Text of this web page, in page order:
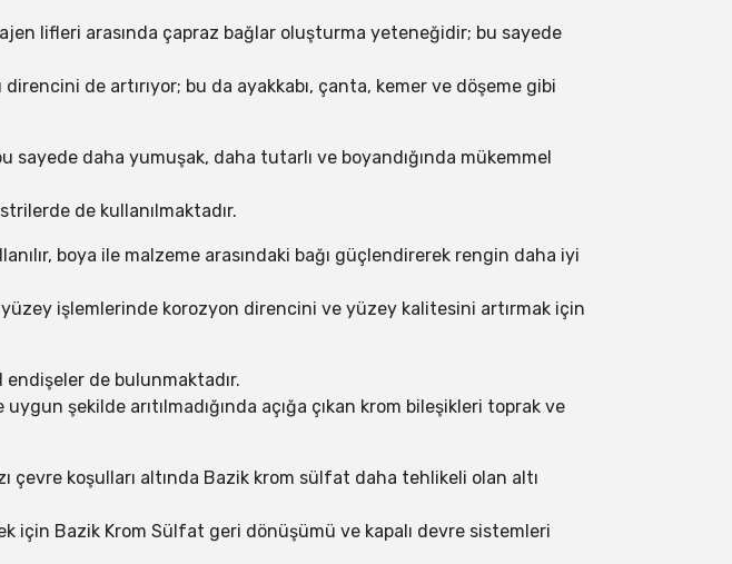
lifleri arasında çapraz bağlar oluşturma yeteneğidir; bu sayede
de artırıyor; bu da ayakkabı, çanta, kemer ve döşeme gibi
daha yumuşak, daha tutarlı ve boyandığında mükemmel
de kullanılmaktadır.
boya ile malzeme arasındaki bağı güçlendirerek rengin daha iyi
işlemlerinde korozyon direncini ve yüzey kalitesini artırmak için
de bulunmaktadır.
şekilde arıtılmadığında açığa çıkan krom bileşikleri toprak ve
koşulları altında Bazik krom sülfat daha tehlikeli olan altı
için Bazik Krom Sülfat geri dönüşümü ve kapalı devre sistemleri